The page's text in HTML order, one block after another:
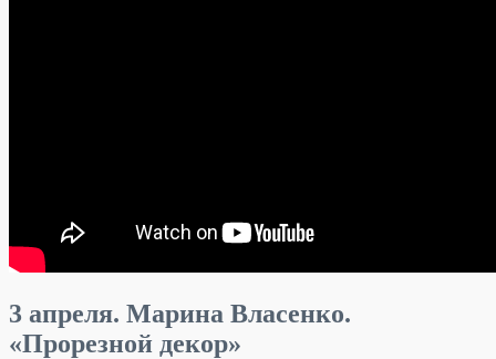
3 апреля. Марина Власенко.
«Прорезной декор»